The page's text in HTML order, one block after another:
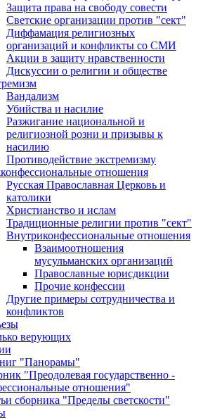
Защита права на свободу совести
Светские организации против "сект"
Диффамация религиозных
организаций и конфликты со СМИ
Акции в защиту нравственности
Дискуссии о религии и обществе
Вандализм
Убийства и насилие
Разжигание национальной и
религиозной розни и призывы к
насилию
Противодействие экстремизму
отношения
Русская Православная Церковь и
католики
Христианство и ислам
Традиционные религии против "сект"
Внутриконфессиональные отношения
Взаимоотношения
мусульманских организаций
Православные юрисдикции
Прочие конфессии
Другие примеры сотрудничества и
конфликтов
верующих
"Панорамы"
"Преодолевая государственно -
отношения"
сборника "Пределы светскости"